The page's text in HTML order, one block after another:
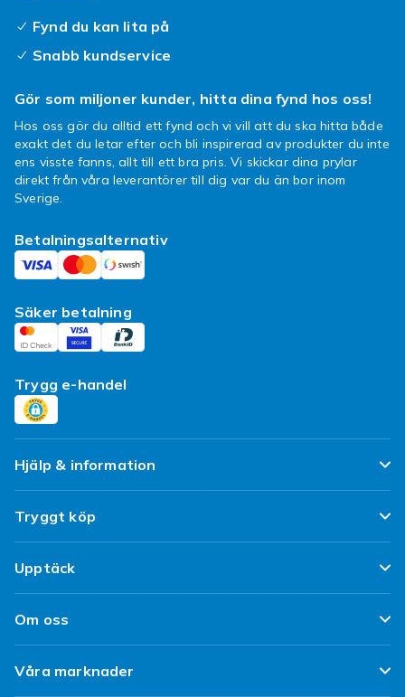
Fynd du kan lita på
Snabb kundservice
Gör som miljoner kunder, hitta dina fynd hos oss!
Hos oss gör du alltid ett fynd och vi vill att du ska hitta både
exakt det du letar efter och bli inspirerad av produkter du inte
ens visste fanns, allt till ett bra pris. Vi skickar dina prylar
direkt från våra leverantörer till dig var du än bor inom
Sverige.
Betalningsalternativ
Säker betalning
Trygg e-handel
Hjälp & information
Vanliga frågor
Spåra paket
Ångra & Returnera här
Leverans
Tryggt köp
Nöjd kund-löfte
Kundrecensioner
Begagnat / Refurbished
Upptäck
Populära kategorier
Designa egna kläder
Om oss
Om Fyndiq
Våra marknader